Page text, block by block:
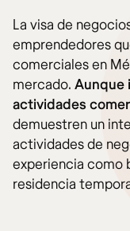
La visa de
emprendedores
comerciales en
mercado. Aunque
actividades
demuestren un
actividades de
experiencia como
residencia